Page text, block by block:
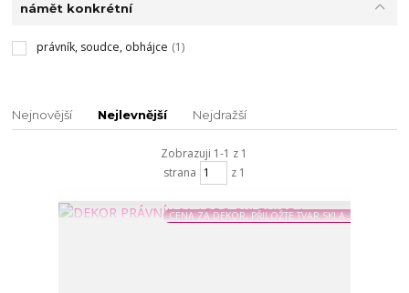
námět konkrétní
právník, soudce, obhájce (1)
Nejnovější Nejlevnější Nejdražší
Zobrazuji 1-1 z 1
strana
z 1
CENA ZA DEKOR, PŘILOŽTE TVAR SKLA